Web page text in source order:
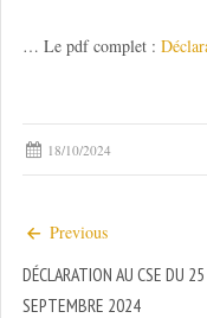
… Le pdf complet :
18/10/2024
Previous
DÉCLARATION AU CSE DU 25
SEPTEMBRE 2024